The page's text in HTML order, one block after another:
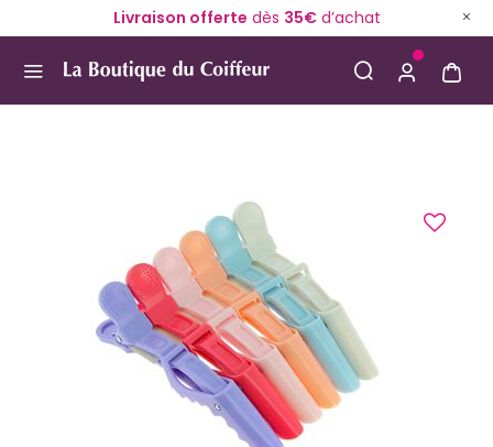
Livraison offerte dès 35€d’achat